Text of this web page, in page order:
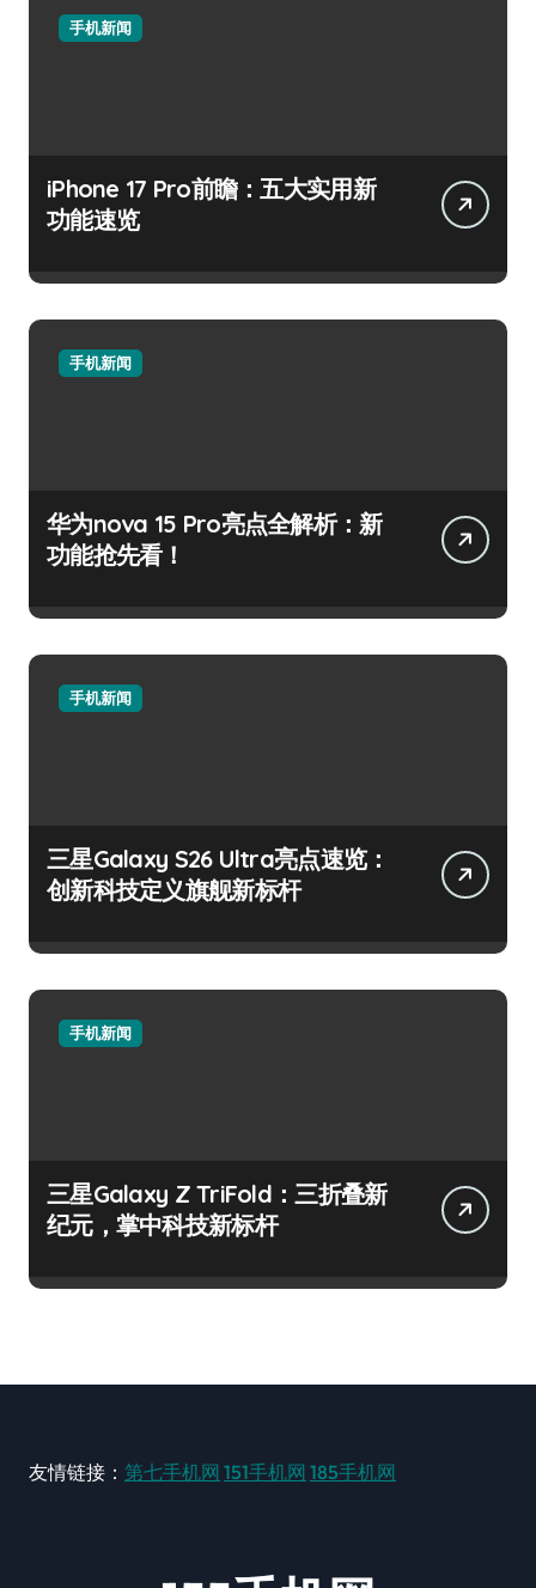
手机新闻
iPhone 17 Pro前瞻：五大实用新
功能速览
手机新闻
华为nova 15 Pro亮点全解析：新
功能抢先看！
手机新闻
三星Galaxy S26 Ultra亮点速览：
创新科技定义旗舰新标杆
手机新闻
三星Galaxy Z TriFold：三折叠新
纪元，掌中科技新标杆
友情链接： 第七手机网 151手机网 185手机网